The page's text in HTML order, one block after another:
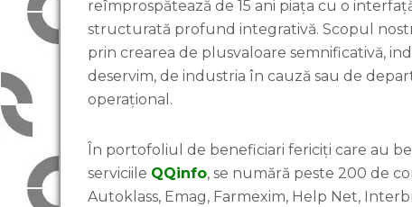
reîmprospătează de 15 ani piața cu o
structurată profund integrativă. Scopul
prin crearea de plusvaloare semnificativă,
deservim, de industria în cauză sau de
operațional.
În portofoliul de beneficiari fericiți care au
serviciile QQinfo, se numără peste 200 de
Autoklass, Emag, Farmexim, Help Net,